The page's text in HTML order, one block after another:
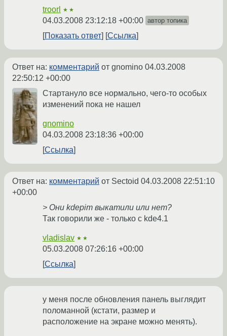
troorl ★★
04.03.2008 23:12:18 +00:00 автор топика
Показать ответ Ссылка
Ответ на: комментарий от gnomino 04.03.2008
22:50:12 +00:00
Стартануло все нормально, чего-то особых
изменений пока не нашел
gnomino
04.03.2008 23:18:36 +00:00
Ссылка
Ответ на: комментарий от Sectoid 04.03.2008 22:51:10
+00:00
> Они kdepim выкатили или нет?
Так говорили же - только с kde4.1
vladislav ★★
05.03.2008 07:26:16 +00:00
Ссылка
у меня после обновления панель выглядит
поломанной (кстати, размер и
расположение на экране можно менять).